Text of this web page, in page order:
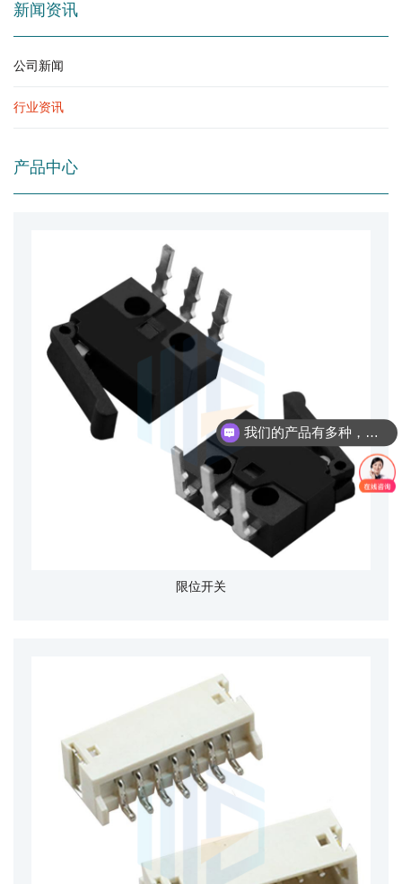
新闻资讯
公司新闻
行业资讯
产品中心
限位开关
我们的产品有多种，请问您具体想了解哪个产品呢？